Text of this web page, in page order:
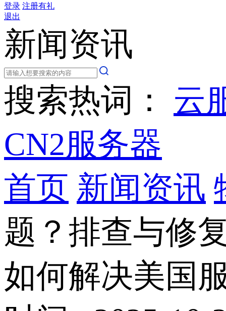
登录 注册有礼
退出
新闻资讯
搜索热词： 云
CN2服务器
首页 新闻资讯
题？排查与修
如何解决美国